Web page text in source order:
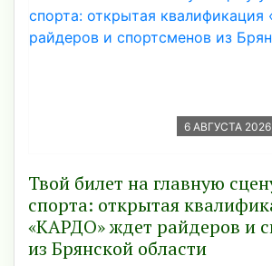
6 АВГУСТА
Твой билет на главную
спорта: открытая
«КАРДО» ждет райдеров и
из Брянской области